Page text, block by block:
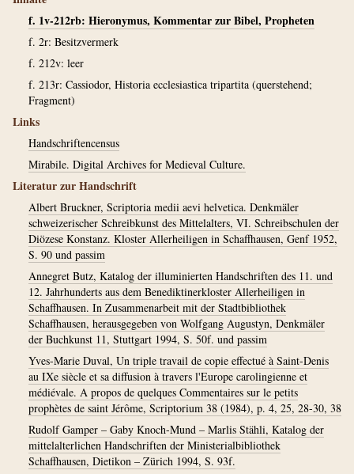
f. 1v-212rb: Hieronymus, Kommentar zur Bibel, Propheten
f. 2r: Besitzvermerk
f. 212v: leer
f. 213r: Cassiodor, Historia ecclesiastica tripartita (querstehend;
Fragment)
Links
Handschriftencensus
Mirabile. Digital Archives for Medieval Culture.
Literatur zur Handschrift
Albert Bruckner, Scriptoria medii aevi helvetica. Denkmäler
schweizerischer Schreibkunst des Mittelalters, VI. Schreibschulen der
Diözese Konstanz. Kloster Allerheiligen in Schaffhausen, Genf 1952,
S. 90 und passim
Annegret Butz, Katalog der illuminierten Handschriften des 11. und
12. Jahrhunderts aus dem Benediktinerkloster Allerheiligen in
Schaffhausen. In Zusammenarbeit mit der Stadtbibliothek
Schaffhausen, herausgegeben von Wolfgang Augustyn, Denkmäler
der Buchkunst 11, Stuttgart 1994, S. 50f. und passim
Yves-Marie Duval, Un triple travail de copie effectué à Saint-Denis
au IXe siècle et sa diffusion à travers l'Europe carolingienne et
médiévale. A propos de quelques Commentaires sur le petits
prophètes de saint Jérôme, Scriptorium 38 (1984), p. 4, 25, 28-30, 38
Rudolf Gamper – Gaby Knoch-Mund – Marlis Stähli, Katalog der
mittelalterlichen Handschriften der Ministerialbibliothek
Schaffhausen, Dietikon – Zürich 1994, S. 93f.